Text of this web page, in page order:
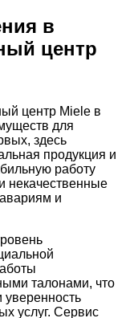
в
центр
центр Miele в
для
здесь
продукция и
работу
некачественные
и
талонами, что
уверенность
услуг. Сервис